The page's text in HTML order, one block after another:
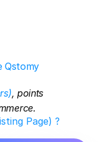
Qstomy
, points
Page) ?